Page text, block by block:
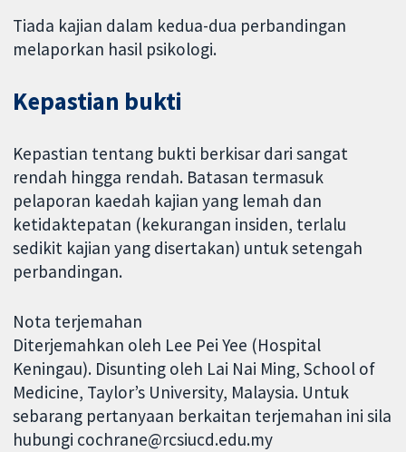
Tiada kajian dalam kedua-dua perbandingan
melaporkan hasil psikologi.
Kepastian bukti
Kepastian tentang bukti berkisar dari sangat
rendah hingga rendah. Batasan termasuk
pelaporan kaedah kajian yang lemah dan
ketidaktepatan (kekurangan insiden, terlalu
sedikit kajian yang disertakan) untuk setengah
perbandingan.
Nota terjemahan
Diterjemahkan oleh Lee Pei Yee (Hospital
Keningau). Disunting oleh Lai Nai Ming, School of
Medicine, Taylor’s University, Malaysia. Untuk
sebarang pertanyaan berkaitan terjemahan ini sila
hubungi cochrane@rcsiucd.edu.my